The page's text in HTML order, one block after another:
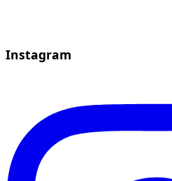
Instagram